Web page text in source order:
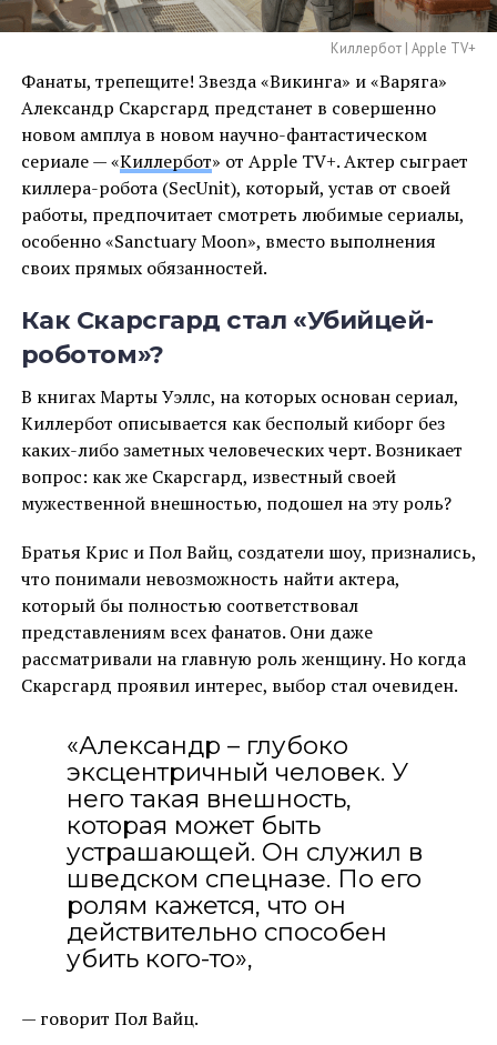
Киллербот | Apple TV+
Фанаты, трепещите! Звезда «Викинга» и «Варяга»
Александр Скарсгард предстанет в совершенно
новом амплуа в новом научно-фантастическом
сериале — «Киллербот» от Apple TV+. Актер сыграет
киллера-робота (SecUnit), который, устав от своей
работы, предпочитает смотреть любимые сериалы,
особенно «Sanctuary Moon», вместо выполнения
своих прямых обязанностей.
Как Скарсгард стал «Убийцей-
роботом»?
В книгах Марты Уэллс, на которых основан сериал,
Киллербот описывается как бесполый киборг без
каких-либо заметных человеческих черт. Возникает
вопрос: как же Скарсгард, известный своей
мужественной внешностью, подошел на эту роль?
Братья Крис и Пол Вайц, создатели шоу, признались,
что понимали невозможность найти актера,
который бы полностью соответствовал
представлениям всех фанатов. Они даже
рассматривали на главную роль женщину. Но когда
Скарсгард проявил интерес, выбор стал очевиден.
«Александр – глубоко
эксцентричный человек. У
него такая внешность,
которая может быть
устрашающей. Он служил в
шведском спецназе. По его
ролям кажется, что он
действительно способен
убить кого-то»,
— говорит Пол Вайц.